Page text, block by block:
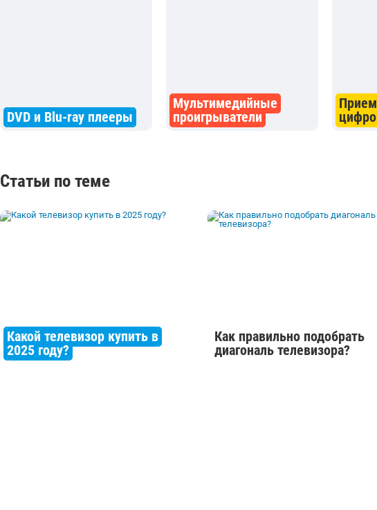
DVD и Blu-ray плееры
Мультимедийные
проигрыватели
Статьи по теме
Какой телевизор купить в
2025 году?
Как правильно подобрать
диагональ телевизора?